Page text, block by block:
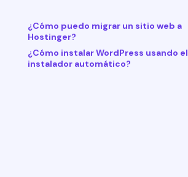
¿Cómo puedo migrar un sitio web a
Hostinger?
¿Cómo instalar WordPress usando el
instalador automático?